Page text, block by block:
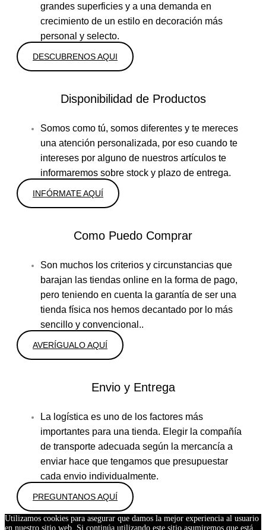
grandes superficies y a una demanda en
crecimiento de un estilo en decoración más
personal y selecto.
DESCUBRENOS AQUI
Disponibilidad de Productos
Somos como tú, somos diferentes y te mereces
una atención personalizada, por eso cuando te
intereses por alguno de nuestros artículos te
informaremos sobre stock y plazo de entrega.
INFÓRMATE AQUÍ
Como Puedo Comprar
Son muchos los criterios y circunstancias que
barajan las tiendas online en la forma de pago,
pero teniendo en cuenta la garantía de ser una
tienda física nos hemos decantado por lo más
sencillo y convencional..
AVERÍGUALO AQUÍ
Envio y Entrega
La logística es uno de los factores más
importantes para una tienda. Elegir la compañía
de transporte adecuada según la mercancía a
enviar hace que tengamos que presupuestar
cada envio individualmente.
PREGUNTANOS AQUÍ
Utilizamos cookies para asegurar que damos la mejor experiencia al usuario
en nuestro sitio web. Si continúa utilizando este sitio asumiremos que está